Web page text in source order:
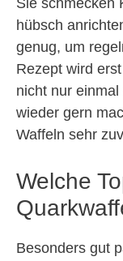
Sie schmecken
hübsch
genug, um
Rezept wird
nicht nur
wieder gern
Waffeln sehr
Welche
Besonders gut